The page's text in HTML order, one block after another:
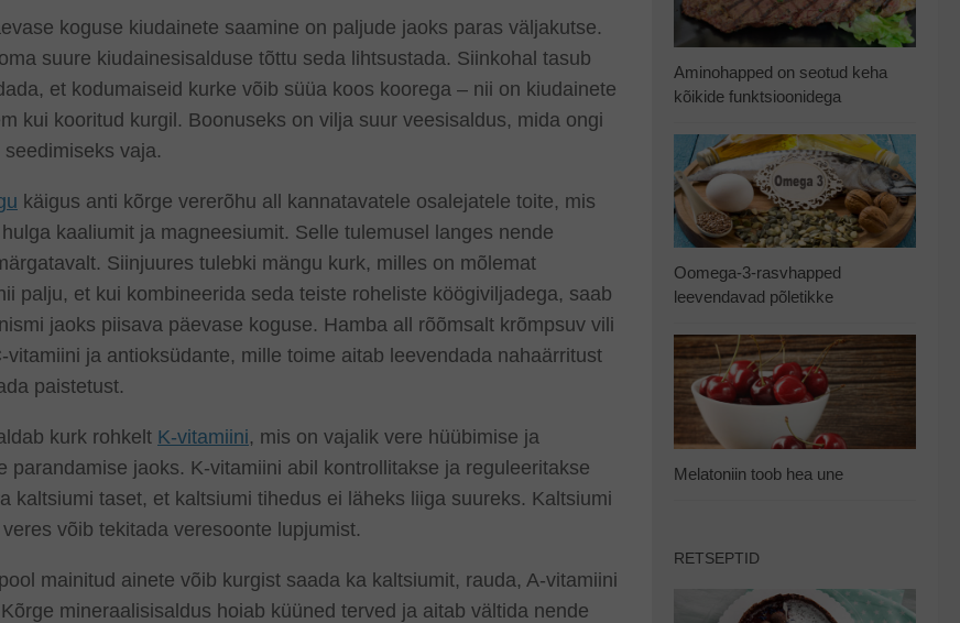
koguse kiudainete saamine on paljude jaoks paras väljakutse.
suure kiudainesisalduse tõttu seda lihtsustada. Siinkohal tasub
et kodumaiseid kurke võib süüa koos koorega – nii on kiudainete
kui kooritud kurgil. Boonuseks on vilja suur veesisaldus, mida ongi
seedimiseks vaja.
käigus anti kõrge vererõhu all kannatavatele osalejatele toite, mis
kaaliumit ja magneesiumit. Selle tulemusel langes nende
Siinjuures tulebki mängu kurk, milles on mõlemat
palju, et kui kombineerida seda teiste roheliste köögiviljadega, saab
jaoks piisava päevase koguse. Hamba all rõõmsalt krõmpsuv vili
vitamiini ja antioksüdante, mille toime aitab leevendada nahaärritust
paistetust.
kurk rohkelt K-vitamiini, mis on vajalik vere hüübimise ja
parandamise jaoks. K-vitamiini abil kontrollitakse ja reguleeritakse
kaltsiumi taset, et kaltsiumi tihedus ei läheks liiga suureks. Kaltsiumi
veres võib tekitada veresoonte lupjumist.
mainitud ainete võib kurgist saada ka kaltsiumit, rauda, A-vitamiini
mineraalisisaldus hoiab küüned terved ja aitab vältida nende
Aminohapped on seotud keha
kõikide funktsioonidega
Oomega-3-rasvhapped
leevendavad põletikke
Melatoniin toob hea une
RETSEPTID